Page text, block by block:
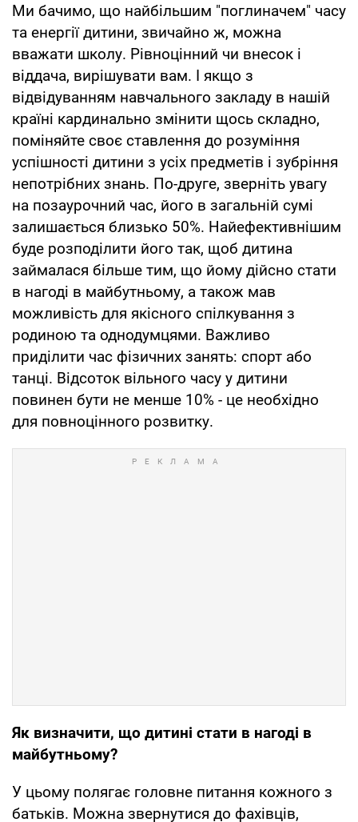
Ми бачимо, що найбільшим "поглиначем" часу
та енергії дитини, звичайно ж, можна
вважати школу. Рівноцінний чи внесок і
віддача, вирішувати вам. І якщо з
відвідуванням навчального закладу в нашій
країні кардинально змінити щось складно,
поміняйте своє ставлення до розуміння
успішності дитини з усіх предметів і зубріння
непотрібних знань. По-друге, зверніть увагу
на позаурочний час, його в загальній сумі
залишається близько 50%. Найефективнішим
буде розподілити його так, щоб дитина
займалася більше тим, що йому дійсно стати
в нагоді в майбутньому, а також мав
можливість для якісного спілкування з
родиною та однодумцями. Важливо
приділити час фізичних занять: спорт або
танці. Відсоток вільного часу у дитини
повинен бути не менше 10% - це необхідно
для повноцінного розвитку.
Як визначити, що дитині стати в нагоді в
майбутньому?
У цьому полягає головне питання кожного з
батьків. Можна звернутися до фахівців,